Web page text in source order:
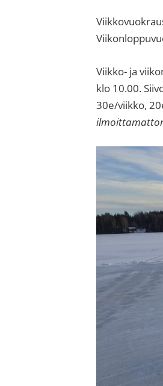
Viikko- ja
klo 10.00.
30e/viikko,